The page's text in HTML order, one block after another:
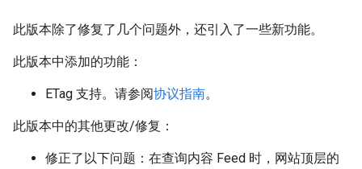
此版本除了修复了几个问题外，还引入了一些新功能。
此版本中添加的功能：
ETag 支持。请参阅协议指南。
此版本中的其他更改/修复：
修正了以下问题：在查询内容 Feed 时，网站顶层的